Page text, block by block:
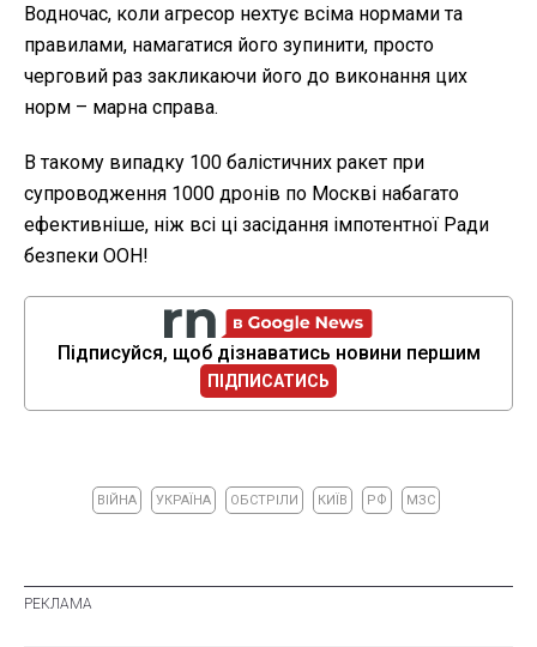
Водночас, коли агресор нехтує всіма нормами та
правилами, намагатися його зупинити, просто
черговий раз закликаючи його до виконання цих
норм – марна справа.
В такому випадку 100 балістичних ракет при
супроводження 1000 дронів по Москві набагато
ефективніше, ніж всі ці засідання імпотентної Ради
безпеки ООН!
Підписуйся, щоб дізнаватись новини першим
ПІДПИСАТИСЬ
ВІЙНА УКРАЇНА ОБСТРІЛИ КИЇВ РФ МЗС